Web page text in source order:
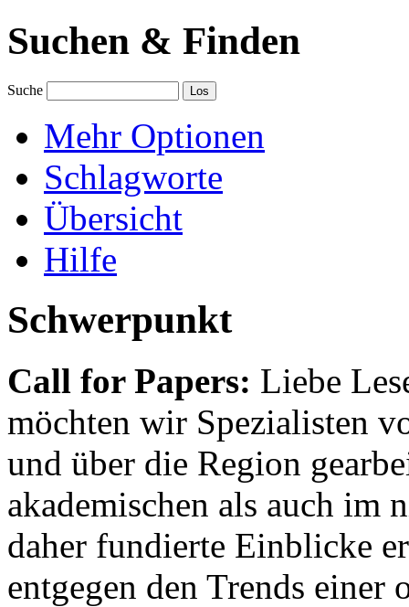
Suchen & Finden
Suche
Mehr Optionen
Schlagworte
Übersicht
Hilfe
Schwerpunkt
Call for Papers: Liebe
möchten wir Spezialisten
und über die Region
akademischen als auch im
daher fundierte Einblicke
entgegen den Trends einer